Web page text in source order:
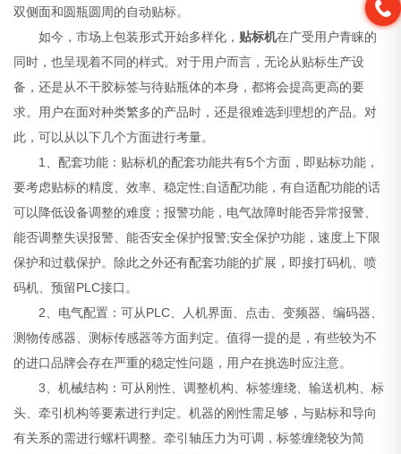
双侧面和圆瓶圆周的自动贴标。
如今，市场上包装形式开始多样化， 贴标机在广受用户青睐的
同时，也呈现着不同的样式。对于用户而言，无论从贴标生产设
备，还是从不干胶标签与待贴瓶体的本身，都将会提高更高的要
求。用户在面对种类繁多的产品时，还是很难选到理想的产品。对
此，可以从以下几个方面进行考量。
1、配套功能：贴标机的配套功能共有5个方面，即贴标功能，
要考虑贴标的精度、效率、稳定性;自适配功能，有自适配功能的话
可以降低设备调整的难度；报警功能，电气故障时能否异常报警、
能否调整失误报警、能否安全保护报警;安全保护功能，速度上下限
保护和过载保护。除此之外还有配套功能的扩展，即接打码机、喷
码机、预留PLC接口。
2、电气配置：可从PLC、人机界面、点击、变频器、编码器、
测物传感器、测标传感器等方面判定。值得一提的是，有些较为不
的进口品牌会存在严重的稳定性问题，用户在挑选时应注意。
3、机械结构：可从刚性、调整机构、标签缠绕、输送机构、标
头、牵引机构等要素进行判定。机器的刚性需足够，与贴标和导向
有关系的需进行螺杆调整。牵引轴压力为可调，标签缠绕较为简